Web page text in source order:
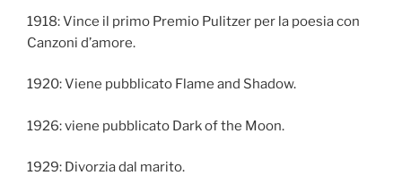
1918: Vince il primo Premio Pulitzer per la poesia con
Canzoni d’amore.
1920: Viene pubblicato Flame and Shadow.
1926: viene pubblicato Dark of the Moon.
1929: Divorzia dal marito.